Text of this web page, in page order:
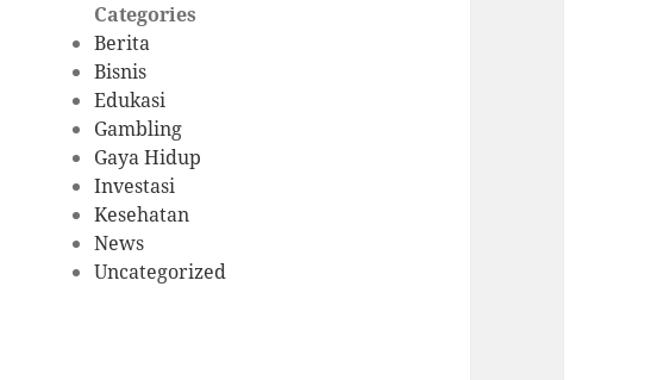
Categories
Berita
Bisnis
Edukasi
Gambling
Gaya Hidup
Investasi
Kesehatan
News
Uncategorized